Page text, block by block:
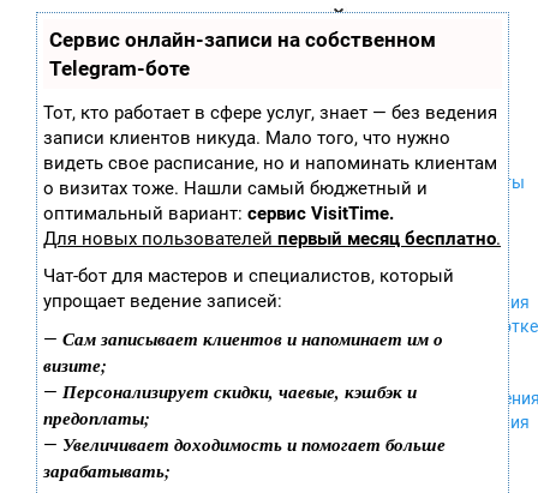
Сервис онлайн-записи на собственном
Telegram-боте
Тот, кто работает в сфере услуг, знает — без ведения
записи клиентов никуда. Мало того, что нужно
видеть свое расписание, но и напоминать клиентам
о визитах тоже. Нашли самый бюджетный и
оптимальный вариант: сервис VisitTime.
Для новых пользователей первый месяц бесплатно.
Чат-бот для мастеров и специалистов, который
упрощает ведение записей:
— Сам записывает клиентов и напоминает им о
визите;
— Персонализирует скидки, чаевые, кэшбэк и
предоплаты;
— Увеличивает доходимость и помогает больше
зарабатывать;
все о играх
П
ла
ор
ы
Xbox 360
Wii
GameCube
PS
PS2
PS3
Nintendo 64
PSP
iPhone, iPod,
MacOS
Drive
Новости
Скриншоты
Обложки
Обои
Дополнения
В разработке
Рецензии
Обсуждения
Слухи